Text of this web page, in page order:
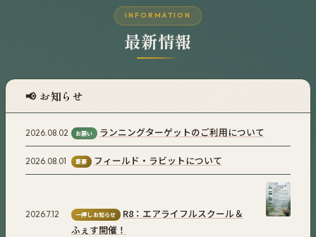
INFORMATION
最新情報
📢 お知らせ
2026.08.02 お願い ランニングターゲットのご利用について
2026.08.01 重要 フィールド・ラビットについて
2026.7.12 一押しお知らせ
R8：エアライフルスクール＆
ふぇす開催！